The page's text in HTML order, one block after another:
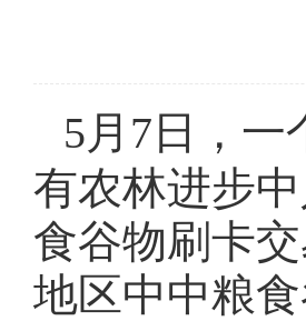
5月7日，
有农林进步
食谷物刷卡
地区中中粮